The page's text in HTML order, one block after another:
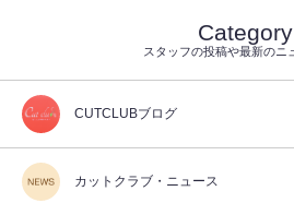
Category
スタッフの投稿や最新のニ
CUTCLUBブログ
カットクラブ・ニュース